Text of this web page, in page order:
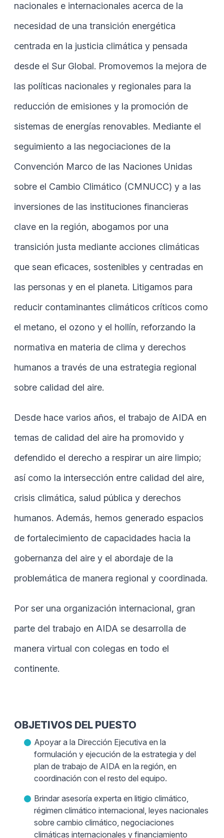
nacionales e internacionales acerca de la
necesidad de una transición energética
centrada en la justicia climática y pensada
desde el Sur Global. Promovemos la mejora de
las políticas nacionales y regionales para la
reducción de emisiones y la promoción de
sistemas de energías renovables. Mediante el
seguimiento a las negociaciones de la
Convención Marco de las Naciones Unidas
sobre el Cambio Climático (CMNUCC) y a las
inversiones de las instituciones financieras
clave en la región, abogamos por una
transición justa mediante acciones climáticas
que sean eficaces, sostenibles y centradas en
las personas y en el planeta. Litigamos para
reducir contaminantes climáticos críticos como
el metano, el ozono y el hollín, reforzando la
normativa en materia de clima y derechos
humanos a través de una estrategia regional
sobre calidad del aire.
Desde hace varios años, el trabajo de AIDA en
temas de calidad del aire ha promovido y
defendido el derecho a respirar un aire limpio;
así como la intersección entre calidad del aire,
crisis climática, salud pública y derechos
humanos. Además, hemos generado espacios
de fortalecimiento de capacidades hacia la
gobernanza del aire y el abordaje de la
problemática de manera regional y coordinada.
Por ser una organización internacional, gran
parte del trabajo en AIDA se desarrolla de
manera virtual con colegas en todo el
continente.
OBJETIVOS DEL PUESTO
Apoyar a la Dirección Ejecutiva en la
formulación y ejecución de la estrategia y del
plan de trabajo de AIDA en la región, en
coordinación con el resto del equipo.
Brindar asesoría experta en litigio climático,
régimen climático internacional, leyes nacionales
sobre cambio climático, negociaciones
climáticas internacionales y financiamiento